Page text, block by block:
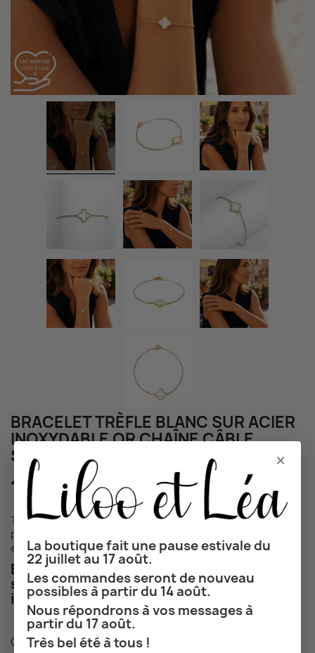
×
La boutique fait une pause estivale du
22 juillet au 17 août.
Les commandes seront de nouveau
possibles à partir du 14 août.
Nous répondrons à vos messages à
partir du 17 août.
Très bel été à tous !
BRACELET TRÈFLE BLANC SUR ACIER
INOXYDABLE OR CHAÎNE CÂBLE
SIMPLE OU PERLÉE BIJOU FEMME
18,50 €
TTC Délai de livraison de 2 à 5 jours pour la France, 5 à 8 jours
pour l'Europe, 7 à 14 jours pour le reste du monde (hors week-
end et jours fériés et selon le mode de transport choisi)
Bracelet trèfle blanc sur chaîne câble
simple ou perlée (blanc) en acier
inoxydable or.
Chaîne : Chaîne simple